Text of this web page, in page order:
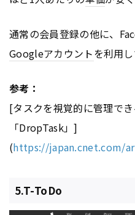
通常の会員登録の他に、
Googleアカウントを利用
参考：
[タスクを視覚的に管理で
「DropTask」]
(https://japan.cnet.com/
5.T-ToDo